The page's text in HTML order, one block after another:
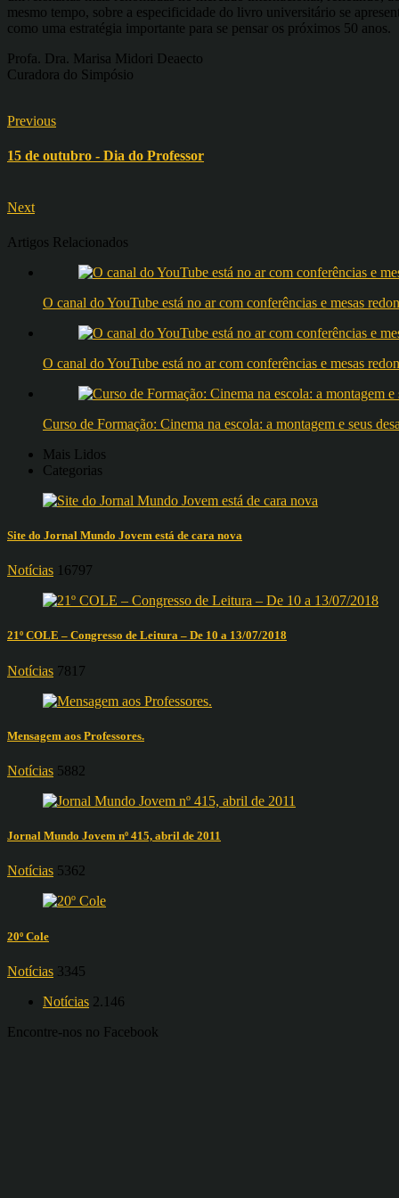
mesmo tempo, sobre a especificidade do livro universitário se
como uma estratégia importante para se pensar os próximos 50 anos.
Profa. Dra. Marisa Midori Deaecto
Curadora do Simpósio
Previous
15 de outubro - Dia do Professor
Next
Artigos Relacionados
O canal do YouTube está no ar com conferências e mesas
O canal do YouTube está no ar com conferências e mesas
Curso de Formação: Cinema na escola: a montagem e seus
Mais Lidos
Categorias
Site do Jornal Mundo Jovem está de cara nova
Notícias 16797
21º COLE – Congresso de Leitura – De 10 a 13/07/2018
Notícias 7817
Mensagem aos Professores.
Notícias 5882
Jornal Mundo Jovem nº 415, abril de 2011
Notícias 5362
20º Cole
Notícias 3345
Notícias 2.146
Encontre-nos no Facebook